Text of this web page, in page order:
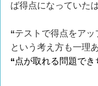
ば得点になっていた
“テストで得点をア
という考え方も一理
“点が取れる問題でき